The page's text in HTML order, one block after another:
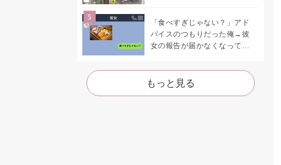
「食べすぎじゃない？」アド
バイスのつもりだった俺→彼
女の報告が届かなくなって、
た
もっと見る